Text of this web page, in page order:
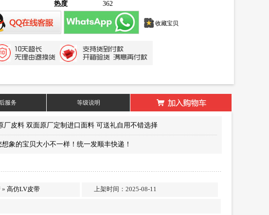
热度 362
收藏宝贝
服务 等级说明
皮料 双面原厂定制进口面料 可送礼自用不错选择
想象的宝贝大小不一样！统一发顺丰快递！
»高仿LV皮带
上架时间：2025-08-11